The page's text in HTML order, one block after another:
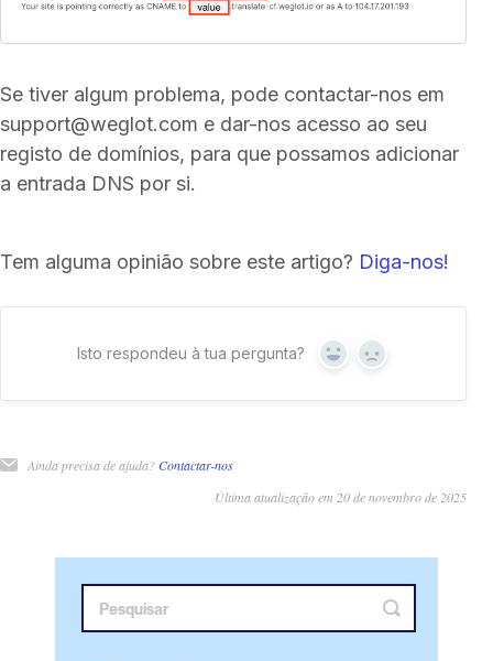
Se tiver algum problema, pode contactar-nos em
support@weglot.com e dar-nos acesso ao seu
registo de domínios, para que possamos adicionar
a entrada DNS por si.
Tem alguma opinião sobre este artigo? Diga-nos!
Isto respondeu à tua pergunta? Sim Não
Ainda precisa de ajuda?Contactar-nos
Última atualização em 20 de novembro de 2025